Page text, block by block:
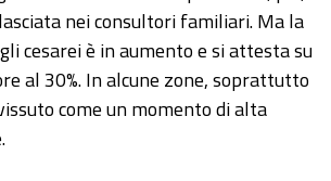
nei consultori familiari. Ma la
cesarei è in aumento e si attesta su
al 30%. In alcune zone, soprattutto
come un momento di alta